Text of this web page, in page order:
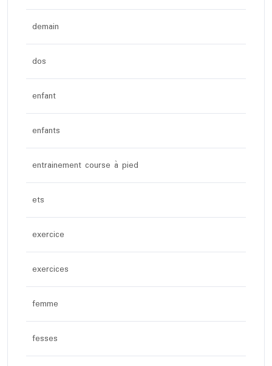
demain
dos
enfant
enfants
entrainement course à pied
ets
exercice
exercices
femme
fesses